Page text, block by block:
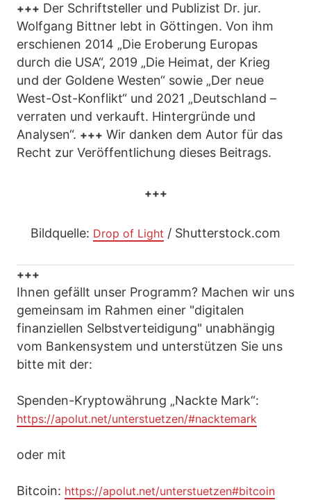
+++ Der Schriftsteller und Publizist Dr. jur.
Wolfgang Bittner lebt in Göttingen. Von ihm
erschienen 2014 „Die Eroberung Europas
durch die USA“, 2019 „Die Heimat, der Krieg
und der Goldene Westen“ sowie „Der neue
West-Ost-Konflikt“ und 2021 „Deutschland –
verraten und verkauft. Hintergründe und
Analysen“. +++ Wir danken dem Autor für das
Recht zur Veröffentlichung dieses Beitrags.
+++
Bildquelle: Drop of Light / Shutterstock.com
+++
Ihnen gefällt unser Programm? Machen wir uns
gemeinsam im Rahmen einer "digitalen
finanziellen Selbstverteidigung" unabhängig
vom Bankensystem und unterstützen Sie uns
bitte mit der:
Spenden-Kryptowährung „Nackte Mark“:
https://apolut.net/unterstuetzen/#nacktemark
oder mit
Bitcoin: https://apolut.net/unterstuetzen#bitcoin